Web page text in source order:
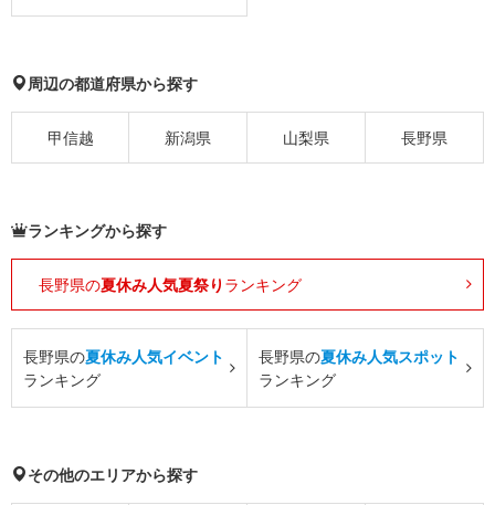
周辺の都道府県から探す
甲信越 新潟県 山梨県 長野県
ランキングから探す
長野県の夏休み人気夏祭り ランキング
長野県の夏休み人気イベント
ランキング
長野県の夏休み人気スポット
ランキング
その他のエリアから探す